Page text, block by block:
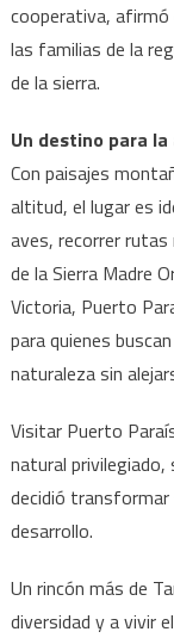
cooperativa, afirmó
las familias de la
de la sierra.
Un destino para
Con paisajes
altitud, el lugar es
aves, recorrer
de la Sierra Madre
Victoria, Puerto
para quienes
naturaleza sin
Visitar Puerto
natural privilegiado,
decidió transformar
desarrollo.
Un rincón más de
diversidad y a vivir